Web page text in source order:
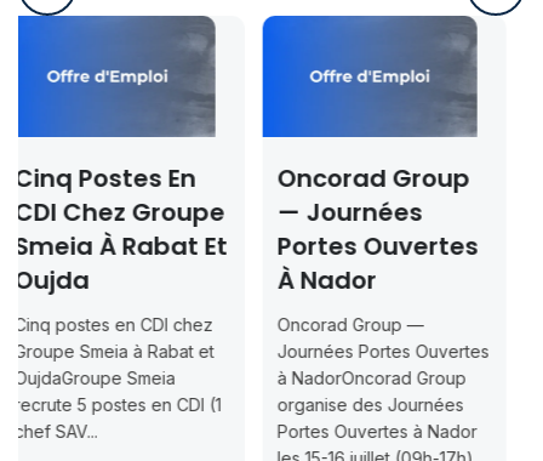
Oncorad Group
— Journées
Portes Ouvertes
À Nador
Oncorad Group —
Journées Portes Ouvertes
à NadorOncorad Group
organise des Journées
Portes Ouvertes à Nador
Concours ISMAC
Rabat & Dakhla
2026-2027 —
Inscription
Jusqu’au 2026-
07-18
Concours d’accès L1
Inscription jusqu’au 2026-